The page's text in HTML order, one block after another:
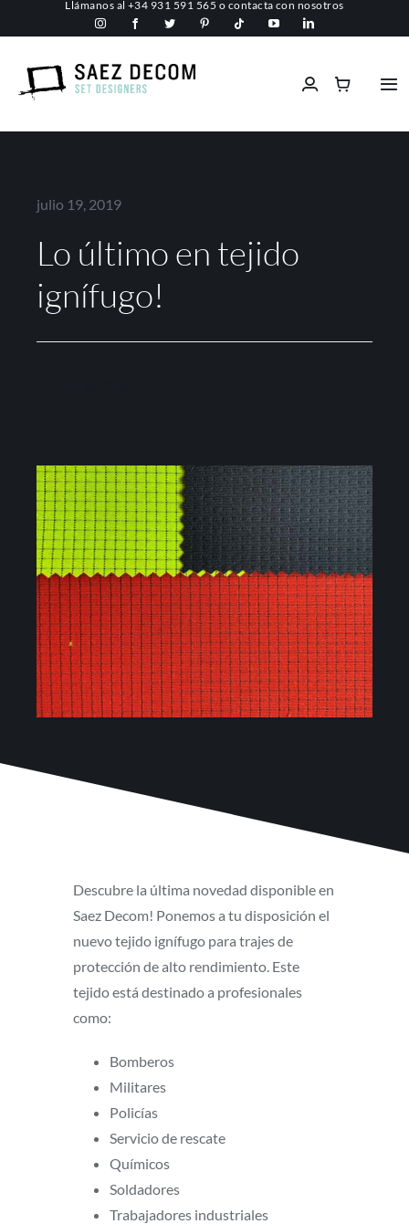
al
contenido
Llámanos al +34 931 591 565 o contacta con nosotros
Espacios comerciales
Blog
Contacto
Tienda online
julio 19, 2019
Lo último en tejido
ignífugo!
Descubre la última novedad disponible en
Saez Decom! Ponemos a tu disposición el
nuevo tejido ignífugo para trajes de
protección de alto rendimiento. Este
tejido está destinado a profesionales
como:
Bomberos
Militares
Policías
Servicio de rescate
Químicos
Soldadores
Trabajadores industriales